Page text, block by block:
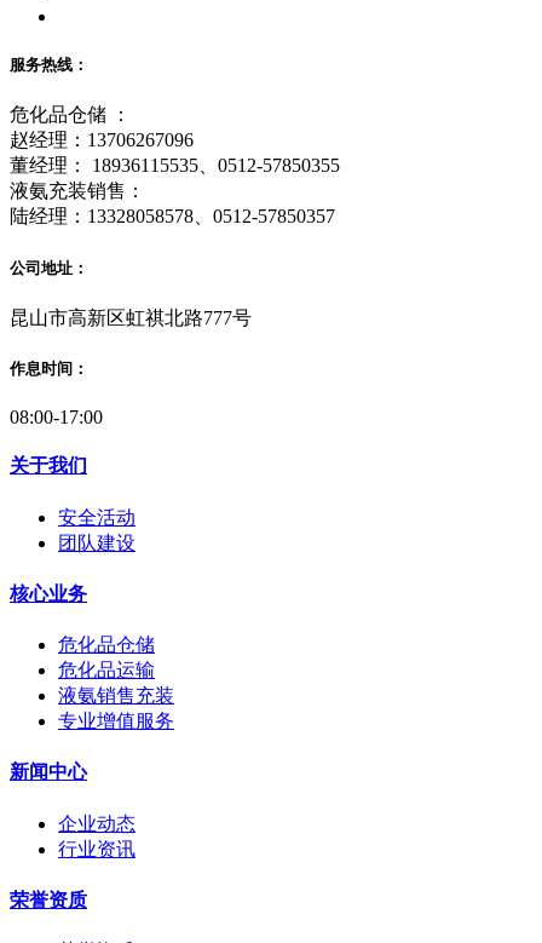
服务热线：
危化品仓储 ：
赵经理：13706267096
董经理： 18936115535、0512-57850355
液氨充装销售：
陆经理：13328058578、0512-57850357
公司地址：
昆山市高新区虹祺北路777号
作息时间：
08:00-17:00
关于我们
安全活动
团队建设
核心业务
危化品仓储
危化品运输
液氨销售充装
专业增值服务
新闻中心
企业动态
行业资讯
荣誉资质